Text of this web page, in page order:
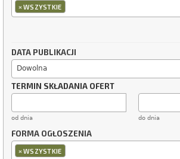
×WSZYSTKIE
DATA PUBLIKACJI
Dowolna
TERMIN SKŁADANIA OFERT
od dnia do dnia
FORMA OGŁOSZENIA
×WSZYSTKIE